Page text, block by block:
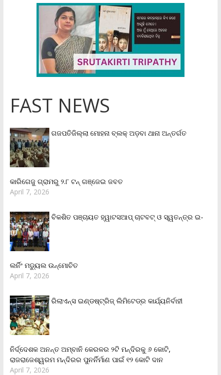
FAST NEWS
ଗଜପତିଜିଲ୍ଲା ମୋହନା ବ୍ଲକ୍‌ ଅଡ଼ବା ଥାନା ଅନ୍ତର୍ଗତ
କାରିଗେଜୁ ଗ୍ରାମରୁ ୨.୮ ଟନ୍ ଗଞ୍ଜେଇ ଜବତ
April 7, 2026
ବିକଶିତ ପଞ୍ଚାୟତ ହ୍ୱାଟସଆପ୍ ଚାଟବଟ୍ ଓ ସ୍ୱତନ୍ତ୍ର ଇ-
ଲର୍ନିଂ ମଡ୍ୟୁଲ ଉନ୍ମୋଚିତ
April 7, 2026
ରିଲାଏନ୍‌ସ ଇଣ୍ଡଷ୍ଟ୍ରିଜ୍ ଲିମିଟେଡ୍‌ର କାର୍ଯ୍ୟନିର୍ବାହୀ
ନିର୍ଦ୍ଦେଶକ ଅନନ୍ତ ଅମ୍ବାନି କେରଳର ୨ଟି ମନ୍ଦିରକୁ ୬ କୋଟି,
ରାଜରାଜେଶ୍ୱରମ ମନ୍ଦିରର ପୁନର୍ନିର୍ମାଣ ପାଇଁ ୧୨ କୋଟି ଦାନ
April 7, 2026